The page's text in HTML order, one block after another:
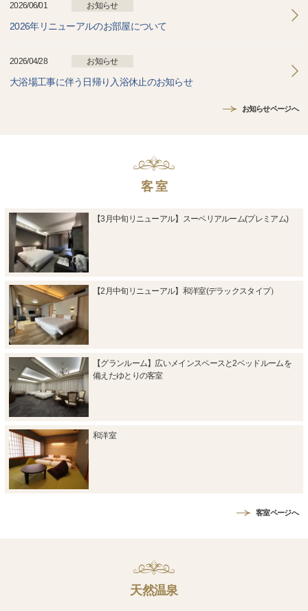
2026/06/01 お知らせ
2026年リニューアルのお部屋について
2026/04/28 お知らせ
大浴場工事に伴う日帰り入浴休止のお知らせ
お知らせページへ
客 室
【3月中旬リニューアル】スーペリアルーム(プレミアム)
【2月中旬リニューアル】和洋室(デラックスタイプ）
【グランルーム】広いメインスペースと2ベッドルームを
備えたゆとりの客室
和洋室
客室ページへ
天然温泉